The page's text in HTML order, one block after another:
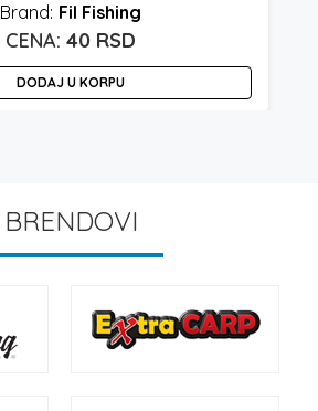
Fil Fishing
40 RSD
DODAJ U KORPU
BRENDOVI